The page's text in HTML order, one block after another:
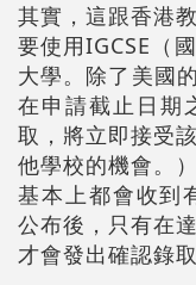
其實，這跟香港
要使用IGCSE（
大學。除了美國
在申請截止日期
取，將立即接受
他學校的機會。
基本上都會收到
公布後，只有在
才會發出確認錄取